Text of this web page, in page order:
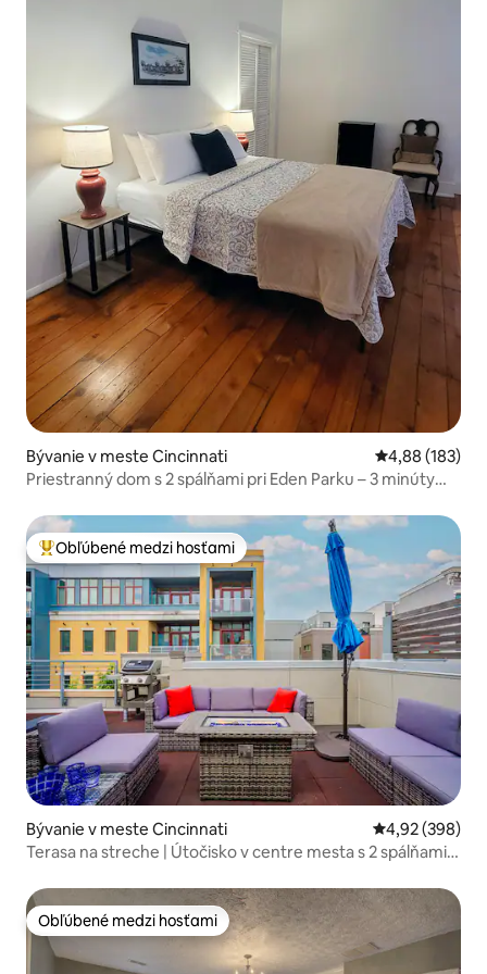
Bývanie v meste Cincinnati Priemerné
4,88 (183)
Priestranný dom s 2 spálňami pri Eden Parku – 3 minúty
Najobľúbenejšie medzi hosťami
Obľúbené medzi hosťami
Bývanie v meste Cincinnati Priemerné
4,92 (398)
Terasa na streche | Útočisko v centre mesta s 2 spálňami a
Obľúbené medzi hosťami
Obľúbené medzi hosťami